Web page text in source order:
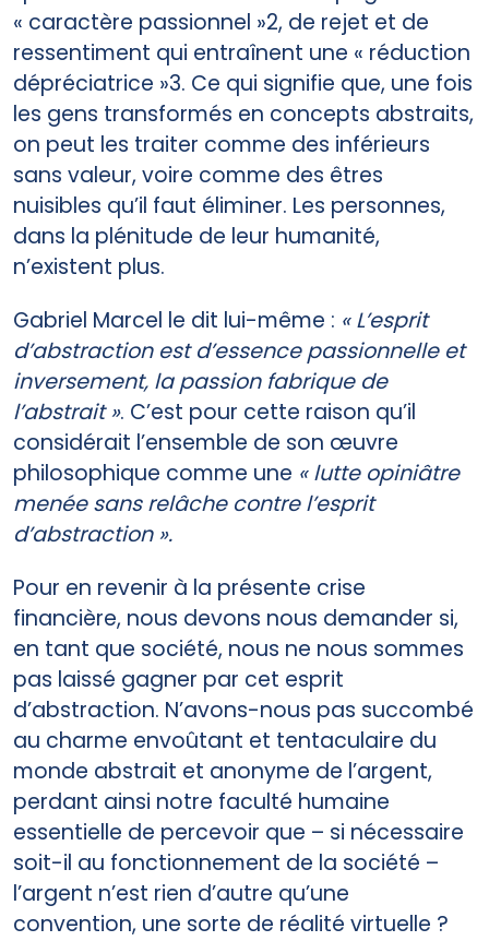
« caractère passionnel »2, de rejet et de
ressentiment qui entraînent une « réduction
dépréciatrice »3. Ce qui signifie que, une fois
les gens transformés en concepts abstraits,
on peut les traiter comme des inférieurs
sans valeur, voire comme des êtres
nuisibles qu’il faut éliminer. Les personnes,
dans la plénitude de leur humanité,
n’existent plus.
Gabriel Marcel le dit lui-même : « L’esprit
d’abstraction est d’essence passionnelle et
inversement, la passion fabrique de
l’abstrait ». C’est pour cette raison qu’il
considérait l’ensemble de son œuvre
philosophique comme une « lutte opiniâtre
menée sans relâche contre l’esprit
d’abstraction ».
Pour en revenir à la présente crise
financière, nous devons nous demander si,
en tant que société, nous ne nous sommes
pas laissé gagner par cet esprit
d’abstraction. N’avons-nous pas succombé
au charme envoûtant et tentaculaire du
monde abstrait et anonyme de l’argent,
perdant ainsi notre faculté humaine
essentielle de percevoir que – si nécessaire
soit-il au fonctionnement de la société –
l’argent n’est rien d’autre qu’une
convention, une sorte de réalité virtuelle ?